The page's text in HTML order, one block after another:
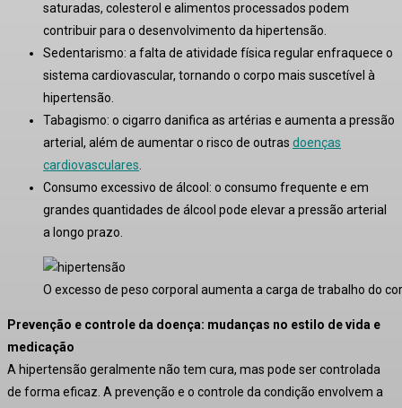
saturadas, colesterol e alimentos processados podem
contribuir para o desenvolvimento da hipertensão
Sedentarismo: a falta de atividade física regular enfraquece o
sistema cardiovascular, tornando o corpo mais suscetível à
hipertensão
Tabagismo: o cigarro danifica as artérias e aumenta a pressão
arterial, além de aumentar o risco de outras doenças
cardiovasculares
Consumo excessivo de álcool: o consumo frequente e em
grandes quantidades de álcool pode elevar a pressão arterial
a longo prazo
O excesso de peso corporal aumenta a carga de trabalho do
Prevenção e controle da doença: mudanças no estilo de vida e
medicação
A hipertensão geralmente não tem cura, mas pode ser controlada
de forma eficaz . A prevenção e o controle da condição envolvem a